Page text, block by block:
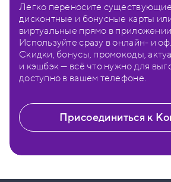
Легко переносите
дисконтные и бонусные карты
виртуальные прямо в
Используйте сразу в онлайн- и
Скидки, бонусы, промокоды,
и кэшбэк — всё что нужно для
доступно в вашем телефоне.
Присоединиться к